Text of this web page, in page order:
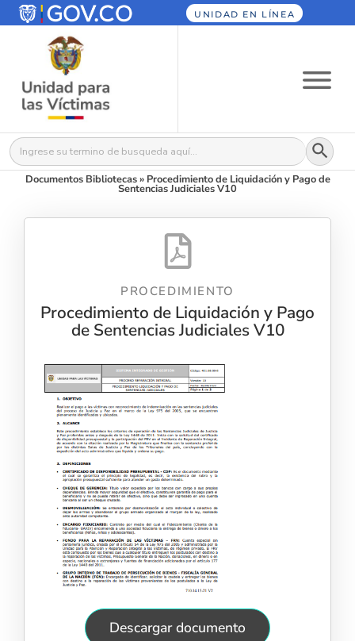
UNIDAD EN LÍNEA
Buscar: Botón
Documentos Bibliotecas» Procedimiento de Liquidación y Pago de
Sentencias Judiciales V10
PROCEDIMIENTO
Procedimiento de Liquidación y Pago
de Sentencias Judiciales V10
Descargar documento